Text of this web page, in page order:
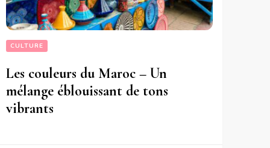
CULTURE
Les couleurs du Maroc – Un
mélange éblouissant de tons
vibrants